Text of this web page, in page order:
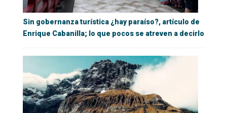
Sin gobernanza turística ¿hay paraíso?, artículo de
Enrique Cabanilla; lo que pocos se atreven a decirlo